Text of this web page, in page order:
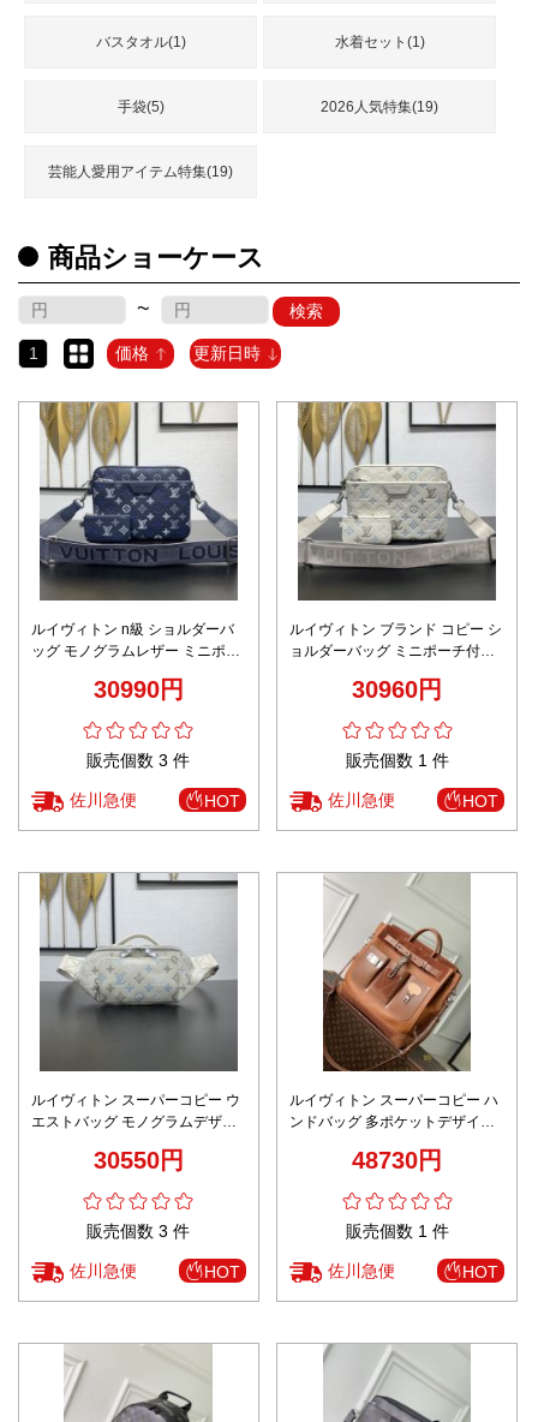
バスタオル(1) 水着セット(1)
手袋(5) 2026人気特集(19)
芸能人愛用アイテム特集(19)
商品ショーケース
~ 検索
1 価格 更新日時
ルイヴィトン n級 ショルダーバ
ッグ モノグラムレザー ミニポー
30990円
販売個数 3 件
佐川急便 HOT
ルイヴィトン ブランド コピー シ
ョルダーバッグ ミニポーチ付き
30960円
販売個数 1 件
佐川急便 HOT
ルイヴィトン スーパーコピー ウ
エストバッグ モノグラムデザイ
30550円
販売個数 3 件
佐川急便 HOT
ルイヴィトン スーパーコピー ハ
ンドバッグ 多ポケットデザイン
48730円
販売個数 1 件
佐川急便 HOT